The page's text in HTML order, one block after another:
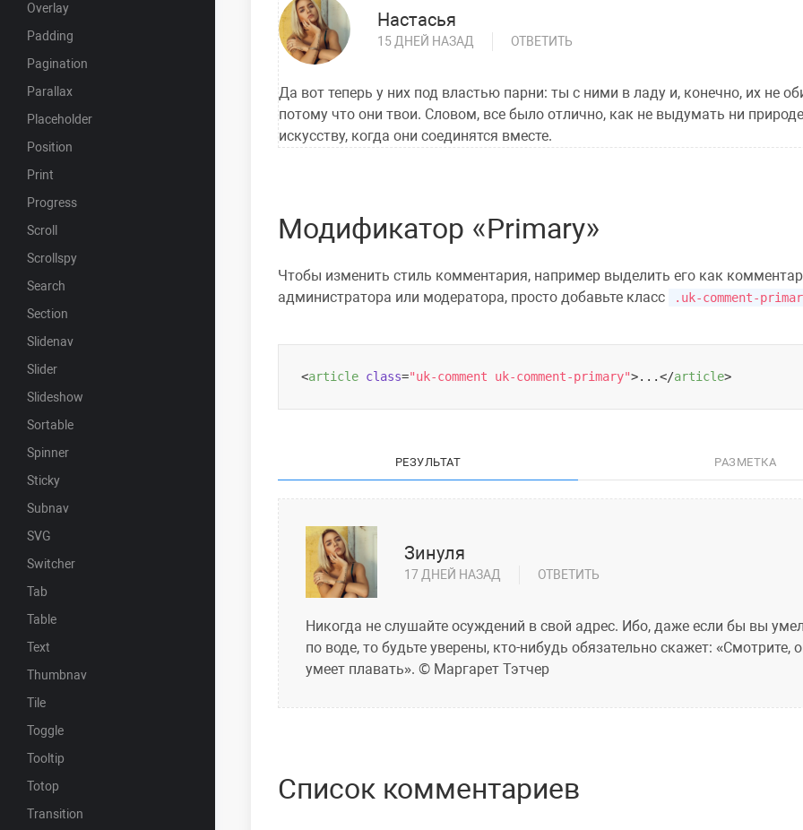
Overlay
Padding
Pagination
Parallax
Placeholder
Position
Print
Progress
Scroll
Scrollspy
Search
Section
Slidenav
Slider
Slideshow
Sortable
Spinner
Sticky
Subnav
SVG
Switcher
Tab
Table
Text
Thumbnav
Tile
Toggle
Tooltip
Totop
Transition
Настасья
15 ДНЕЙ НАЗАД ОТВЕТИТЬ
Да вот теперь у них под властью парни: ты с ними в ладу и, конечно, их не
потому что они твои. Словом, все было отлично, как не выдумать ни
искусству, когда они соединятся вместе.
Модификатор «Primary»
Чтобы изменить стиль комментария, например выделить его как
администратора или модератора, просто добавьте класс
.uk-comment-
<article class="uk-comment uk-comment-primary">...</article>
РЕЗУЛЬТАТ РАЗМЕТКА
Зинуля
17 ДНЕЙ НАЗАД ОТВЕТИТЬ
Никогда не слушайте осуждений в свой адрес. Ибо, даже если бы вы
по воде, то будьте уверены, кто-нибудь обязательно скажет: «Смотрите,
умеет плавать». © Маргарет Тэтчер
Cписок комментариев